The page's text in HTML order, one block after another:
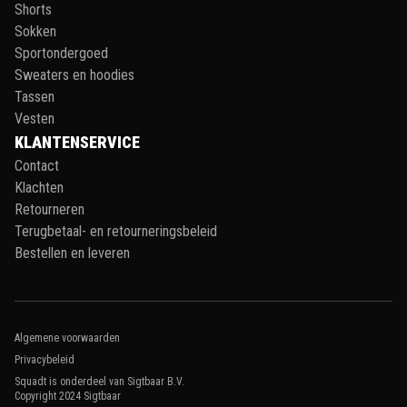
Shorts
Sokken
Sportondergoed
Sweaters en hoodies
Tassen
Vesten
KLANTENSERVICE
Contact
Klachten
Retourneren
Terugbetaal- en retourneringsbeleid
Bestellen en leveren
Algemene voorwaarden
Privacybeleid
Squadt is onderdeel van Sigtbaar B.V.
Copyright 2024 Sigtbaar